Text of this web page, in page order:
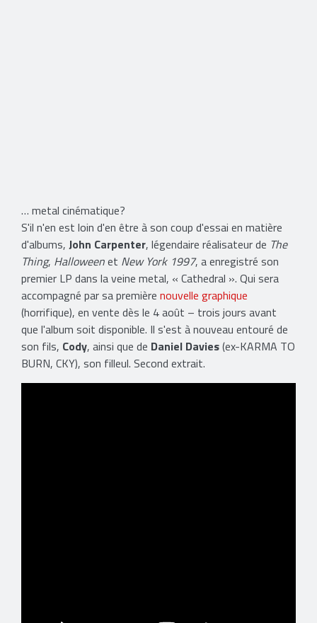
… metal cinématique?
S'il n'en est loin d'en être à son coup d'essai en matière
d'albums, John Carpenter, légendaire réalisateur de The
Thing, Halloweenet New York 1997​, a enregistré son
premier LP dans la veine metal, « Cathedral ». Qui sera
accompagné par sa première nouvelle graphique
(horrifique), en vente dès le 4 août – trois jours avant
que l'album soit disponible. Il s'est à nouveau entouré de
son fils, Cody, ainsi que de Daniel Davies(ex-KARMA TO
BURN, CKY), son filleul. Second extrait.